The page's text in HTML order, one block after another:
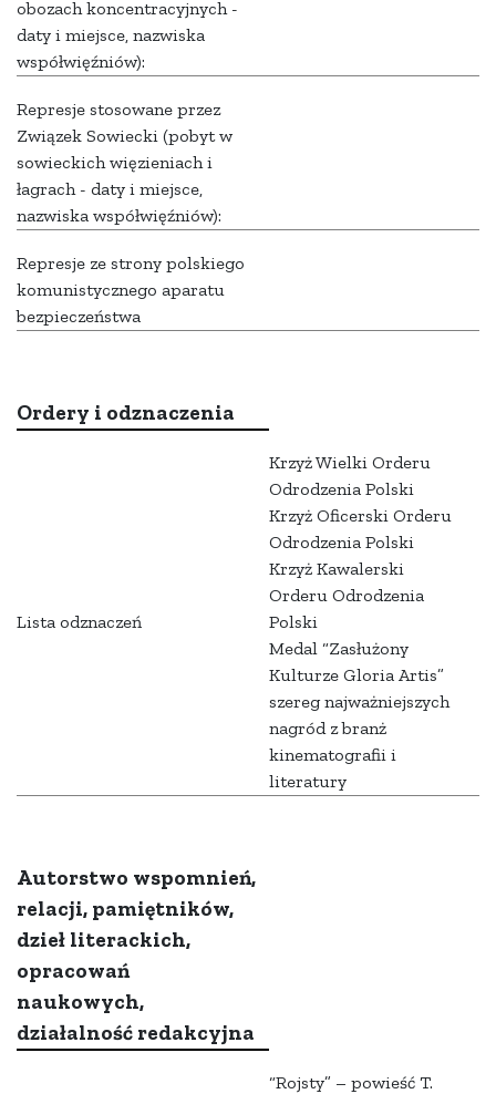
obozach koncentracyjnych -
daty i miejsce, nazwiska
współwięźniów):
Represje stosowane przez
Związek Sowiecki (pobyt w
sowieckich więzieniach i
łagrach - daty i miejsce,
nazwiska współwięźniów):
Represje ze strony polskiego
komunistycznego aparatu
bezpieczeństwa
Ordery i odznaczenia
Lista odznaczeń
Krzyż Wielki Orderu
Odrodzenia Polski
Krzyż Oficerski Orderu
Odrodzenia Polski
Krzyż Kawalerski
Orderu Odrodzenia
Polski
Medal “Zasłużony
Kulturze Gloria Artis”
szereg najważniejszych
nagród z branż
kinematografii i
literatury
Autorstwo wspomnień,
relacji, pamiętników,
dzieł literackich,
opracowań
naukowych,
działalność redakcyjna
“Rojsty” – powieść T.